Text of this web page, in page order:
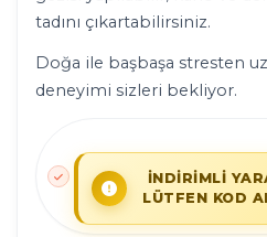
tadını çıkartabilirsiniz.
Doğa ile başbaşa stresten
deneyimi sizleri bekliyor.
İNDİRİMLİ
LÜTFEN KOD